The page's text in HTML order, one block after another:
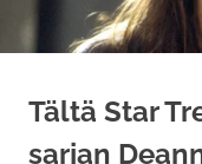
Tältä Star
sarjan